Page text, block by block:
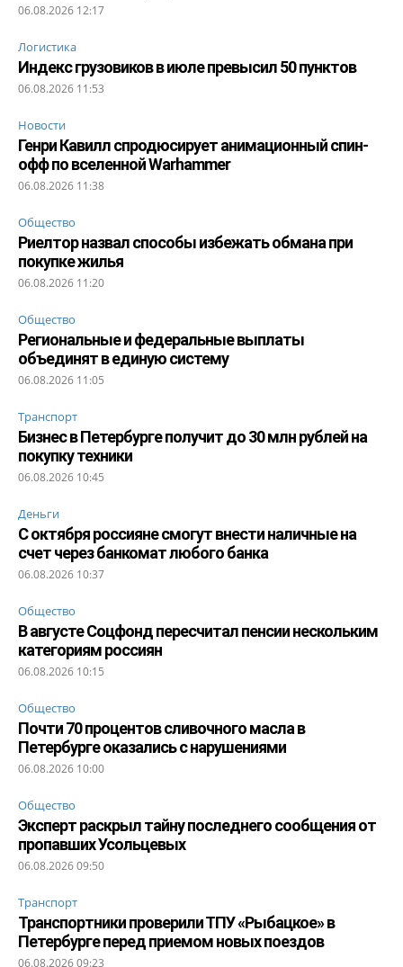
06.08.2026 12:17
Логистика
Индекс грузовиков в июле превысил 50 пунктов
06.08.2026 11:53
Новости
Генри Кавилл спродюсирует анимационный спин-
офф по вселенной Warhammer
06.08.2026 11:38
Общество
Риелтор назвал способы избежать обмана при
покупке жилья
06.08.2026 11:20
Общество
Региональные и федеральные выплаты
объединят в единую систему
06.08.2026 11:05
Транспорт
Бизнес в Петербурге получит до 30 млн рублей на
покупку техники
06.08.2026 10:45
Деньги
С октября россияне смогут внести наличные на
счет через банкомат любого банка
06.08.2026 10:37
Общество
В августе Соцфонд пересчитал пенсии нескольким
категориям россиян
06.08.2026 10:15
Общество
Почти 70 процентов сливочного масла в
Петербурге оказались с нарушениями
06.08.2026 10:00
Общество
Эксперт раскрыл тайну последнего сообщения от
пропавших Усольцевых
06.08.2026 09:50
Транспорт
Транспортники проверили ТПУ «Рыбацкое» в
Петербурге перед приемом новых поездов
06.08.2026 09:23